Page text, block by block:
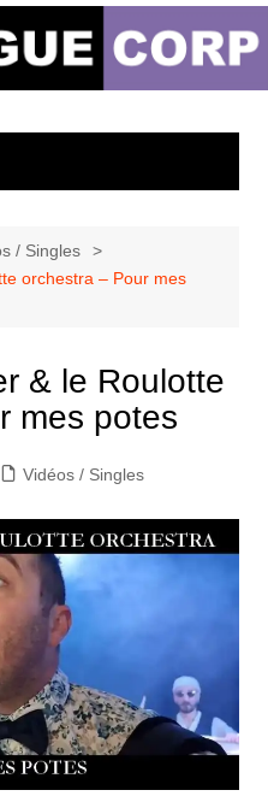
Bastringue Corp –
Musicales
/ Singles
orchestra – Pour mes
& le Roulotte
mes potes
Vidéos / Singles